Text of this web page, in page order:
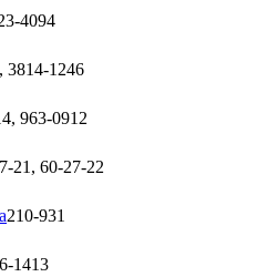
4094
3814-1246
963-0912
21, 60-27-22
210-931
1413